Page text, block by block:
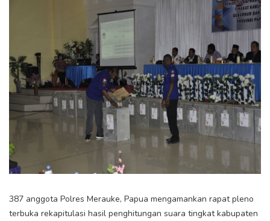
387 anggota Polres Merauke, Papua mengamankan rapat pleno
terbuka rekapitulasi hasil penghitungan suara tingkat kabupaten